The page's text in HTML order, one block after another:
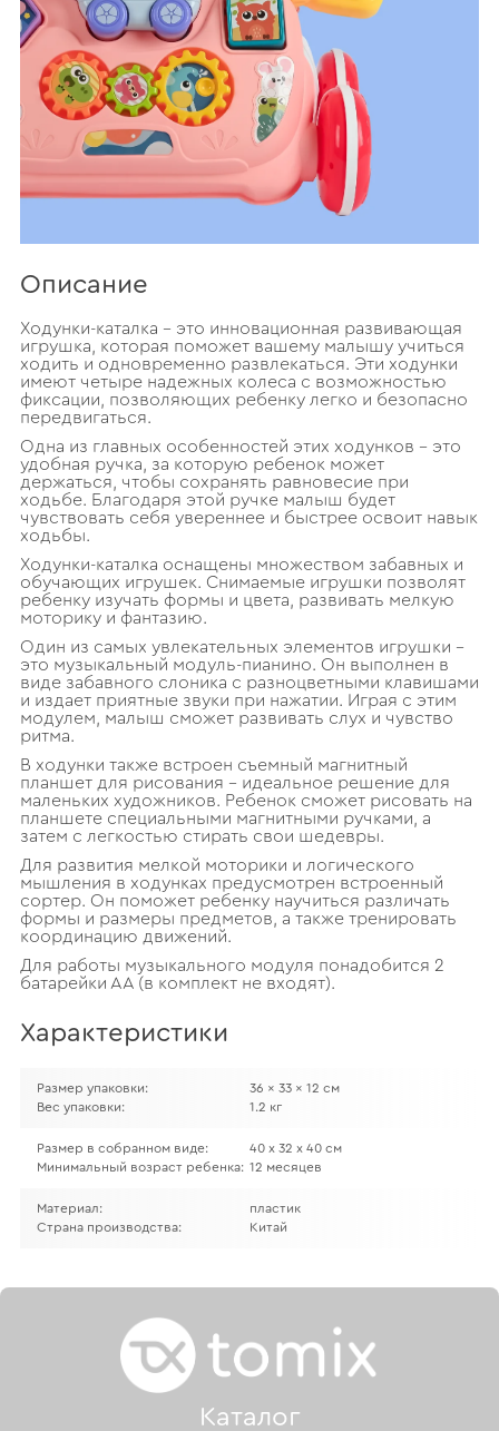
Описание
Ходунки-каталка – это инновационная развивающая
игрушка, которая поможет вашему малышу учиться
ходить и одновременно развлекаться. Эти ходунки
имеют четыре надежных колеса с возможностью
фиксации, позволяющих ребенку легко и безопасно
передвигаться.
Одна из главных особенностей этих ходунков – это
удобная ручка, за которую ребенок может
держаться, чтобы сохранять равновесие при
ходьбе. Благодаря этой ручке малыш будет
чувствовать себя увереннее и быстрее освоит навык
ходьбы.
Ходунки-каталка оснащены множеством забавных и
обучающих игрушек. Снимаемые игрушки позволят
ребенку изучать формы и цвета, развивать мелкую
моторику и фантазию.
Один из самых увлекательных элементов игрушки –
это музыкальный модуль-пианино. Он выполнен в
виде забавного слоника с разноцветными клавишами
и издает приятные звуки при нажатии. Играя с этим
модулем, малыш сможет развивать слух и чувство
ритма.
В ходунки также встроен съемный магнитный
планшет для рисования – идеальное решение для
маленьких художников. Ребенок сможет рисовать на
планшете специальными магнитными ручками, а
затем с легкостью стирать свои шедевры.
Для развития мелкой моторики и логического
мышления в ходунках предусмотрен встроенный
сортер. Он поможет ребенку научиться различать
формы и размеры предметов, а также тренировать
координацию движений.
Для работы музыкального модуля понадобится 2
батарейки АА (в комплект не входят).
Характеристики
Размер упаковки:
36 x 33 x 12 см
Вес упаковки:
1.2 кг
Размер в собранном виде:
40 х 32 х 40 см
Минимальный возраст ребенка: 12 месяцев
Материал:
пластик
Страна производства:
Китай
Каталог